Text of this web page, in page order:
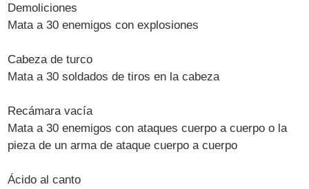
Demoliciones
Mata a 30 enemigos con explosiones
Cabeza de turco
Mata a 30 soldados de tiros en la cabeza
Recámara vacía
Mata a 30 enemigos con ataques cuerpo a cuerpo o la
pieza de un arma de ataque cuerpo a cuerpo
Ácido al canto